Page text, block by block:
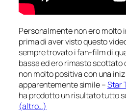
Personalmente non ero molto
prima di aver visto questo
sempre trovato i fan-film di
bassa ed ero rimasto scottato
non molto positiva con una
apparentemente simile –Star
ha prodotto un risultato tutto
(altro…)